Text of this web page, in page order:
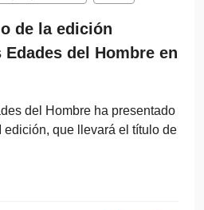
de la edición
Edades del Hombre en
del Hombre ha presentado
edición, que llevará el título de